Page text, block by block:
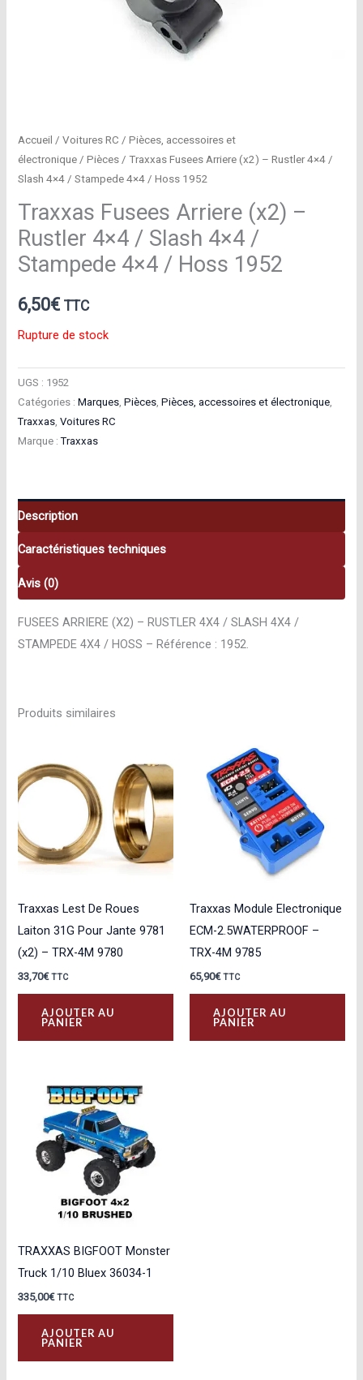
Accueil /Voitures RC /Pièces, accessoires et
électronique /Pièces / Traxxas Fusees Arriere (x2) – Rustler 4×4 /
Slash 4×4 / Stampede 4×4 / Hoss 1952
Traxxas Fusees Arriere (x2) –
Rustler 4×4 / Slash 4×4 /
Stampede 4×4 / Hoss 1952
6,50€ TTC
Rupture de stock
UGS : 1952
Catégories :Marques,Pièces,Pièces, accessoires et électronique,
Traxxas,Voitures RC
Marque :Traxxas
Description
Caractéristiques techniques
Avis (0)
FUSEES ARRIERE (X2) – RUSTLER 4X4 / SLASH 4X4 /
STAMPEDE 4X4 / HOSS – Référence : 1952.
Produits similaires
Traxxas Lest De Roues
Laiton 31G Pour Jante 9781
(x2) – TRX-4M 9780
33,70€ TTC
AJOUTER AU
PANIER
Traxxas Module Electronique
ECM-2.5WATERPROOF –
TRX-4M 9785
65,90€ TTC
AJOUTER AU
PANIER
TRAXXAS BIGFOOT Monster
Truck 1/10 Bluex 36034-1
335,00€ TTC
AJOUTER AU
PANIER